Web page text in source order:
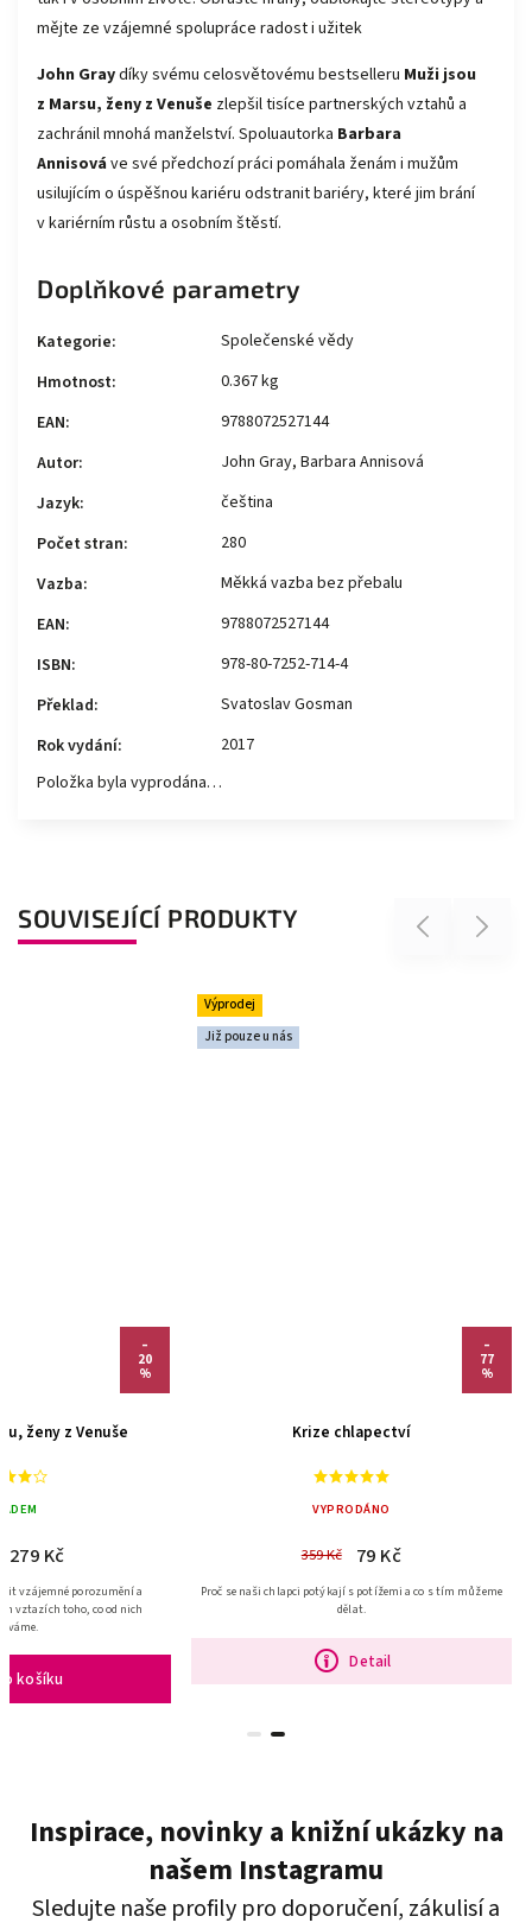
mějte ze vzájemné spolupráce radost i užitek
John Graydíky svému celosvětovému bestselleru Muži jsou
z Marsu, ženy z Venuše zlepšil tisíce partnerských vztahů a
zachránil mnohá manželství. Spoluautorka Barbara
Annisová ve své předchozí práci pomáhala ženám i mužům
usilujícím o úspěšnou kariéru odstranit bariéry, které jim brání
v kariérním růstu a osobním štěstí.
Doplňkové parametry
Kategorie:
Společenské vědy
Hmotnost:
0.367 kg
EAN:
9788072527144
Autor:
John Gray, Barbara Annisová
Jazyk:
čeština
Počet stran:
280
Vazba:
Měkká vazba bez přebalu
EAN:
9788072527144
ISBN:
978-80-7252-714-4
Překlad:
Svatoslav Gosman
Rok vydání:
2017
Položka byla vyprodána…
SOUVISEJÍCÍ PRODUKTY Previous
–
20
%
ženy z Venuše
279 Kč
košíku
vzájemné porozumění a
vztazích toho, co od nich
Výprodej
Již pouze u nás
–
77
%
Krize chlapectví
VYPRODÁNO
359 Kč 79 Kč
Detail
Proč se naši chlapci potýkají s potížemi a co s tím můžeme
dělat.
Next
Inspirace, novinky a knižní ukázky na
našem Instagramu
Sledujte naše profily pro doporučení, zákulisí a